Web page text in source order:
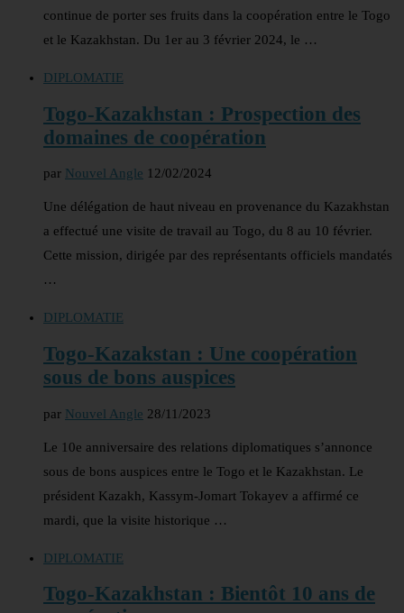
continue de porter ses fruits dans la coopération entre le Togo
et le Kazakhstan. Du 1er au 3 février 2024, le …
DIPLOMATIE
Togo-Kazakhstan : Prospection des
domaines de coopération
par Nouvel Angle 12/02/2024
Une délégation de haut niveau en provenance du Kazakhstan
a effectué une visite de travail au Togo, du 8 au 10 février.
Cette mission, dirigée par des représentants officiels mandatés
…
DIPLOMATIE
Togo-Kazakstan : Une coopération
sous de bons auspices
par Nouvel Angle 28/11/2023
Le 10e anniversaire des relations diplomatiques s’annonce
sous de bons auspices entre le Togo et le Kazakhstan. Le
président Kazakh, Kassym-Jomart Tokayev a affirmé ce
mardi, que la visite historique …
DIPLOMATIE
Togo-Kazakhstan : Bientôt 10 ans de